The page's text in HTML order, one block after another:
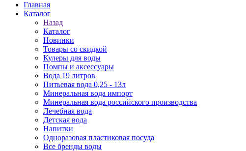
Главная
Каталог
Назад
Каталог
Новинки
Товары со скидкой
Кулеры для воды
Помпы и аксессуары
Вода 19 литров
Питьевая вода 0,25 - 13л
Минеральная вода импорт
Минеральная вода российского производства
Лечебная вода
Детская вода
Напитки
Одноразовая пластиковая посуда
Все бренды воды